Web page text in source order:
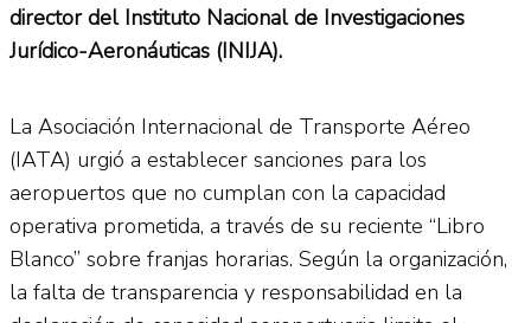
director del Instituto Nacional de Investigaciones
Jurídico-Aeronáuticas (INIJA).
La Asociación Internacional de Transporte Aéreo
(IATA) urgió a establecer sanciones para los
aeropuertos que no cumplan con la capacidad
operativa prometida, a través de su reciente “Libro
Blanco” sobre franjas horarias. Según la organización,
la falta de transparencia y responsabilidad en la